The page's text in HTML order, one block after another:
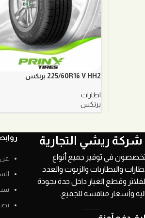
225/60R16 V HH2 برنكس
اطارات
برنكس
شركة ريشي التجارية
في توفير جميع أنواع
والبطاريات والزيوت والعدد
وقطع الغيار داخل جدة بجودة
وأسعار منافسة للجميع.
عن